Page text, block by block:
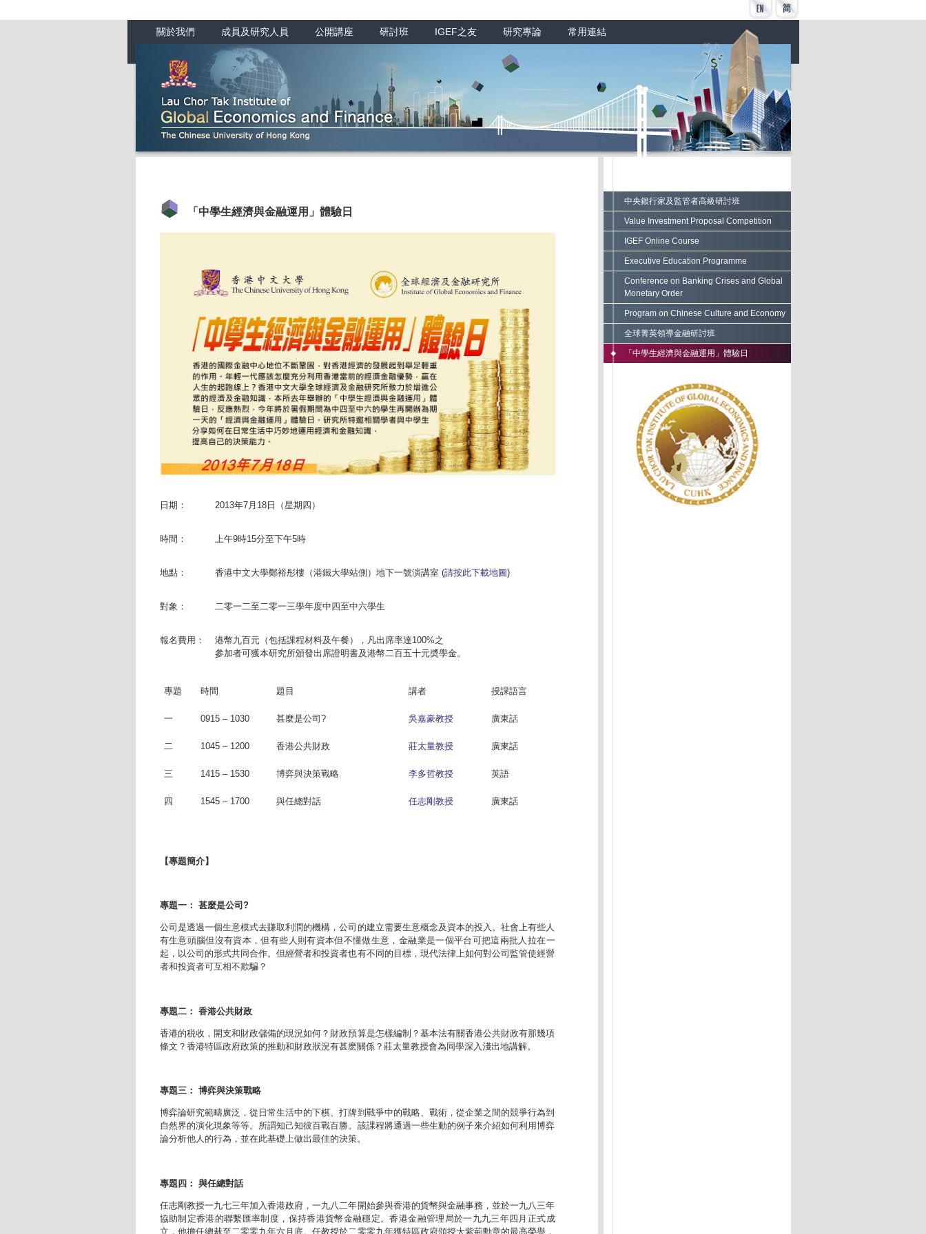
關於我們 成員及研究人員 公開講座 研討班 IGEF之友 研究專論 常用連結
「中學生經濟與金融運用」體驗日
日期： 2013年7月18日（星期四）
時間： 上午9時15分至下午5時
地點： 香港中文大學鄭裕彤樓（港鐵大學站側）地下一號演講室 (請按此下載地圖)
對象： 二零一二至二零一三學年度中四至中六學生
報名費用：
港幣九百元（包括課程材料及午餐），凡出席率達100%之
參加者可獲本研究所頒發出席證明書及港幣二百五十元奬學金。
專題 時間 題目 講者 授課語言
一 0915 – 1030 甚麼是公司? 吳嘉豪教授 廣東話
二 1045 – 1200 香港公共財政 莊太量教授 廣東話
三 1415 – 1530 博弈與決策戰略 李多哲教授 英語
四 1545 – 1700 與任總對話 任志剛教授 廣東話
【專題簡介】
專題一： 甚麼是公司?
公司是透過一個生意模式去賺取利潤的機構，公司的建立需要生意概念及資本的投入。社會上有些人
有生意頭腦但沒有資本，但有些人則有資本但不懂做生意，金融業是一個平台可把這兩批人拉在一
起，以公司的形式共同合作。但經營者和投資者也有不同的目標，現代法律上如何對公司監管使經營
者和投資者可互相不欺騙？
專題二： 香港公共財政
香港的税收，開支和財政儲備的現況如何？財政預算是怎樣編制？基本法有關香港公共財政有那幾項
條文？香港特區政府政策的推動和財政狀況有甚麽關係？莊太量教授會為同學深入淺出地講解。
專題三： 博弈與決策戰略
博弈論研究範疇廣泛，從日常生活中的下棋、打牌到戰爭中的戰略、戰術，從企業之間的競爭行為到
自然界的演化現象等等。所謂知己知彼百戰百勝。該課程將通過一些生動的例子來介紹如何利用博弈
論分析他人的行為，並在此基礎上做出最佳的決策。
專題四： 與任總對話
任志剛教授一九七三年加入香港政府，一九八二年開始參與香港的貨幣與金融事務，並於一九八三年
協助制定香港的聯繫匯率制度，保持香港貨幣金融穩定。香港金融管理局於一九九三年四月正式成
立，他擔任總裁至二零零九年六月底。任教授於二零零九年獲特區政府頒授大紫荊勳章的最高榮譽，
中央銀行家及監管者高級研討班
Value Investment Proposal Competition
IGEF Online Course
Executive Education Programme
Conference on Banking Crises and Global
Monetary Order
Program on Chinese Culture and Economy
全球菁英領導金融研討班
「中學生經濟與金融運用」體驗日